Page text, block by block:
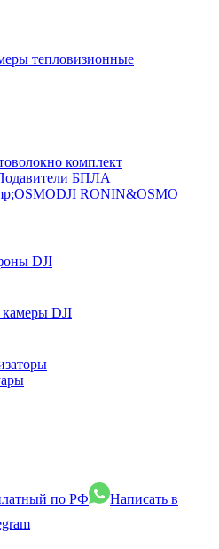
тепловизионные
комплект
БПЛА
DJI RONIN&OSMO
DJI
DJI
по РФ
Написать в